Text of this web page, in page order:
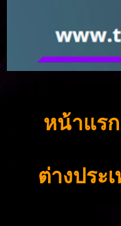
หน้าแรก
ต่างประ